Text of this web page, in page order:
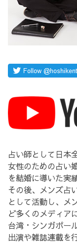
占い師として日本
女性のための占い
を結婚に導いた実
その後、メンズ占
として活動し、メ
ど多くのメディア
台湾・シンガポー
出演や雑誌連載を